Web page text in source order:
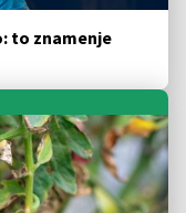
to znamenje